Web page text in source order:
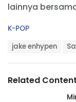
lainnya
C
r
K-POP
a
:
jake enhypen
Related Content